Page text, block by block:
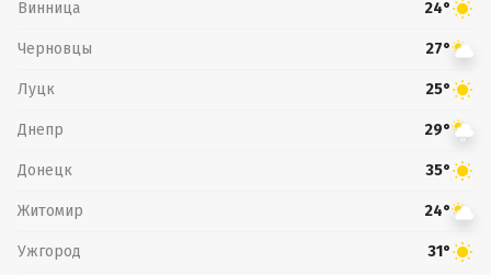
Винница 24°
Черновцы 27°
Луцк 25°
Днепр 29°
Донецк 35°
Житомир 24°
Ужгород 31°